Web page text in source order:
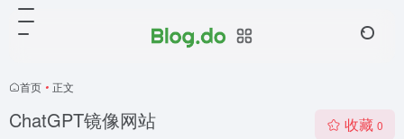
首页 • 正文
ChatGPT镜像网站 收藏 0